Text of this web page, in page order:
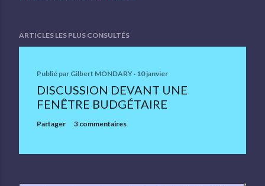
ARTICLES LES PLUS CONSULTÉS
Publié par Gilbert MONDARY 10 janvier
DISCUSSION DEVANT UNE
FENÊTRE BUDGÉTAIRE
Partager 3 commentaires